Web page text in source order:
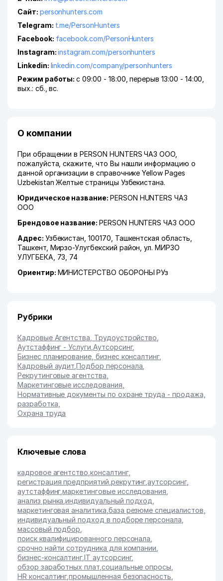
Сайт: personhunters.com
Telegram: t.me/PersonHunters
Facebook: facebook.com/PersonHunters
Instagram:instagram.com/personhunters
Linkedin: linkedin.com/company/personhunters
Режим работы:с 09:00 - 18:00, перерыв 13:00 - 14:00,
вых.: сб., вс.
О компании
При обращении в PERSON HUNTERS ЧАЗ ООО,
пожалуйста, скажите, что Вы нашли информацию о
данной организации в справочнике Yellow Pages
Uzbekistan Желтые страницы Узбекистана.
Юридическое название: PERSON HUNTERS ЧАЗ
ООО
Брендовое название: PERSON HUNTERS ЧАЗ ООО
Адрес: Узбекистан, 100170, Ташкентская область
Ташкент, Мирзо-Улугбекский район ,ул. МИРЗО
УЛУГБЕКА , 73, 74
Ориентир: МИНИСТЕРСТВО ОБОРОНЫ РУз
Рубрики
Кадровые Агентства, Трудоустройство
Аутстаффинг - Услуги Аутсорсинг,
Бизнес планирование, бизнес консалтинг,
Кадровый аудит ,Подбор персонала
Рекрутинговые агентства
Маркетинговые исследования
Нормативные документы по охране труда - продажа,
разработка
Охрана труда
Ключевые слова
кадровое агентство ,консалтинг,
регистрация предприятий рекрутинг,аутсорсинг,
аутстаффинг,маркетинговые исследования
анализ рынка ,индивидуальный подход
маркетинговая аналитика база резюме специалистов
индивидуальный подход в подборе персонала
массовый подбор
поиск квалифицированного персонала
срочно найти сотрудника для компании
бизнес-консалтинг,IT аутсорсинг,
обзор заработных плат, социальные опросы
HR консалтинг,промышленная безопасность